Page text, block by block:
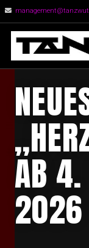
AB 4.
2026